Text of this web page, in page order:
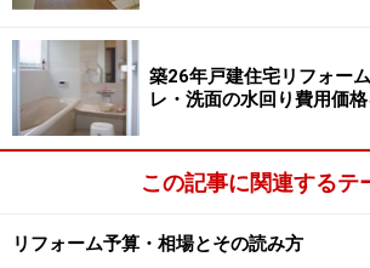
では「スケルトンリフォーム」ではど
のでしょうか。大きくは次の5つです。
建物の寿命を延ばすことができる
耐震性を向上させることができる
住宅設備（水回り）や外観・内装
築26年戸建住宅リフォー
レ・洗面の水回り費用価
この記事に関連するテ
リフォーム予算・相場とその読み方